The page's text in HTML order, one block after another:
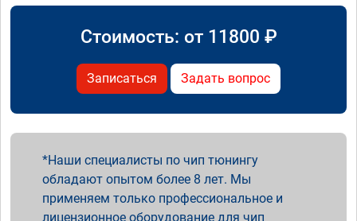
Стоимость: от 11800 ₽
Записаться Задать вопрос
Наши специалисты по чип тюнингу
обладают опытом более 8 лет. Мы
применяем только профессиональное и
лицензионное оборудование для чип